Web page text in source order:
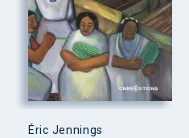
Éric Jennings